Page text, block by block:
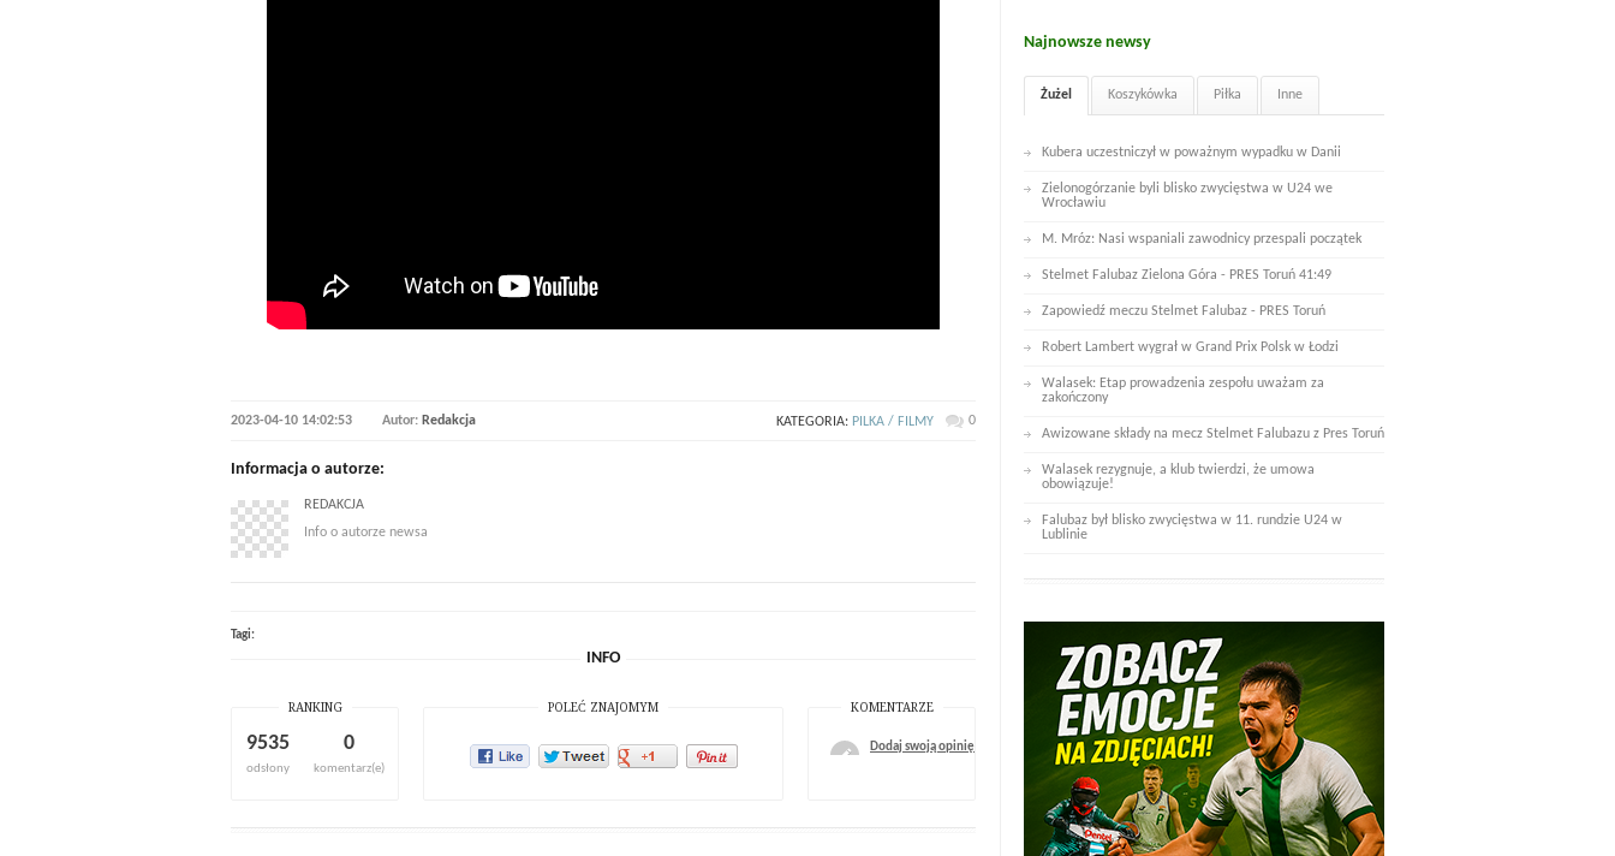
2023-04-10 14:02:53 Autor: Redakcja KATEGORIA: PILKA / FILMY 0
Informacja o autorze:
REDAKCJA
Info o autorze newsa
Tagi:
INFO
RANKING
9535
odsłony
0
komentarz(e)
KOMENTARZE
Dodaj swoją opinię
POLEĆ ZNAJOMYM
Najnowsze newsy
Żużel Koszykówka Piłka Inne
Kubera uczestniczył w poważnym wypadku w Danii
Zielonogórzanie byli blisko zwycięstwa w U24 we
Wrocławiu
M. Mróz: Nasi wspaniali zawodnicy przespali początek
Stelmet Falubaz Zielona Góra - PRES Toruń 41:49
Zapowiedź meczu Stelmet Falubaz - PRES Toruń
Robert Lambert wygrał w Grand Prix Polsk w Łodzi
Walasek: Etap prowadzenia zespołu uważam za
zakończony
Awizowane składy na mecz Stelmet Falubazu z Pres Toruń
Walasek rezygnuje, a klub twierdzi, że umowa
obowiązuje!
Falubaz był blisko zwycięstwa w 11. rundzie U24 w
Lublinie